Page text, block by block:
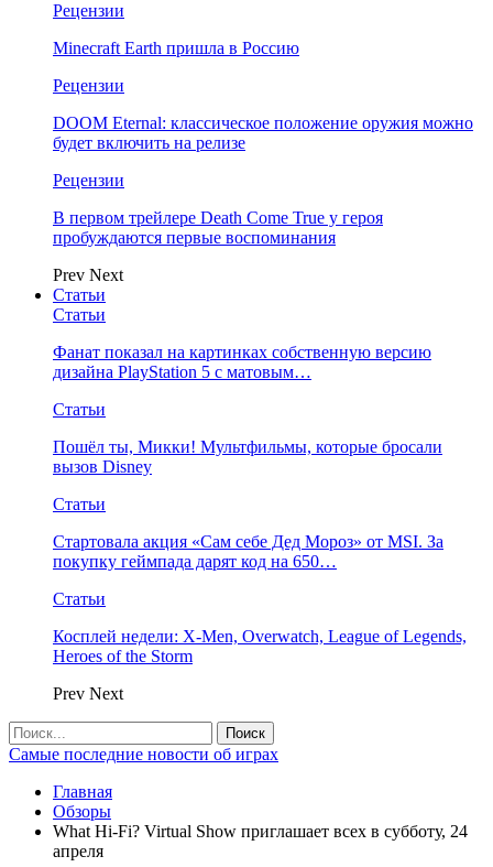
Рецензии
Minecraft Earth пришла в Россию
Рецензии
DOOM Eternal: классическое положение оружия можно
будет включить на релизе
Рецензии
В первом трейлере Death Come True у героя
пробуждаются первые воспоминания
Prev Next
Статьи
Статьи
Фанат показал на картинках собственную версию
дизайна PlayStation 5 с матовым…
Статьи
Пошёл ты, Микки! Мультфильмы, которые бросали
вызов Disney
Статьи
Стартовала акция «Сам себе Дед Мороз» от MSI. За
покупку геймпада дарят код на 650…
Статьи
Косплей недели: X-Men, Overwatch, League of Legends,
Heroes of the Storm
Prev Next
Самые последние новости об играх
Главная
Обзоры
What Hi-Fi? Virtual Show приглашает всех в субботу, 24
апреля